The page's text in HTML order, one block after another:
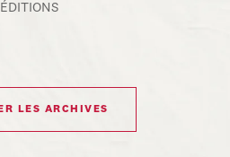
ÉDITIONS
LES ARCHIVES